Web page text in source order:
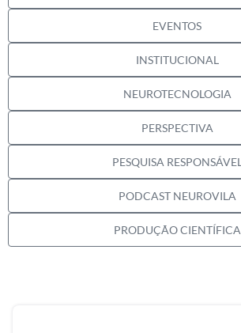
EVENTOS
INSTITUCIONAL
NEUROTECNOLOGIA
PERSPECTIVA
PESQUISA RESPONSÁVEL
PODCAST NEUROVILA
PRODUÇÃO CIENTÍFICA